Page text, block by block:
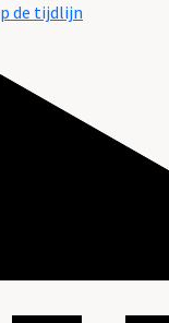
de tijdlijn